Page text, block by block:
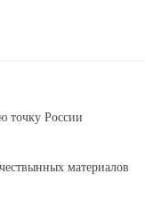
точку России
материалов